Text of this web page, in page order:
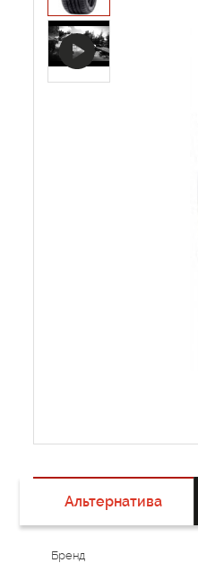
Альтернатива
Бренд